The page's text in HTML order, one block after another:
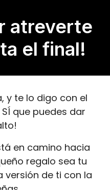
atreverte
el final!
y te lo digo con el
que puedes dar
en camino hacia
regalo sea tu
versión de ti con la